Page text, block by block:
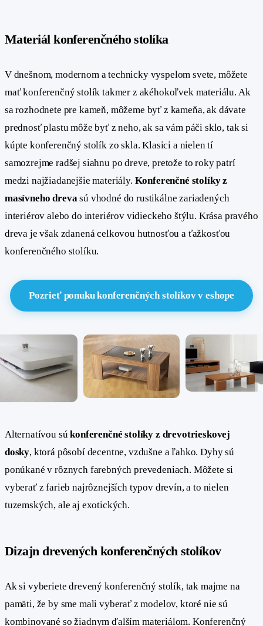
Materiál konferenčného stolíka
V dnešnom, modernom a technicky vyspelom svete, môžete
mať konferenčný stolík takmer z akéhokoľvek materiálu. Ak
sa rozhodnete pre kameň, môžeme byť z kameňa, ak dávate
prednosť plastu môže byť z neho, ak sa vám páči sklo, tak si
kúpte konferenčný stolík zo skla. Klasici a nielen tí
samozrejme radšej siahnu po dreve, pretože to roky patrí
medzi najžiadanejšie materiály. Konferenčné stolíky z
masívneho drevasú vhodné do rustikálne zariadených
interiérov alebo do interiérov vidieckeho štýlu. Krása pravého
dreva je však zdanená celkovou hutnosťou a ťažkosťou
konferenčného stolíku.
Pozrieť ponuku konferenčných stolíkov v eshope
Alternatívou súkonferenčné stolíky z drevotrieskovej
dosky, ktorá pôsobí decentne, vzdušne a ľahko. Dyhy sú
ponúkané v rôznych farebných prevedeniach. Môžete si
vyberať z farieb najrôznejších typov drevín, a to nielen
tuzemských, ale aj exotických.
Dizajn drevených konferenčných stolíkov
Ak si vyberiete drevený konferenčný stolík, tak majme na
pamäti, že by sme mali vyberať z modelov, ktoré nie sú
kombinované so žiadnym ďalším materiálom. Konferenčný